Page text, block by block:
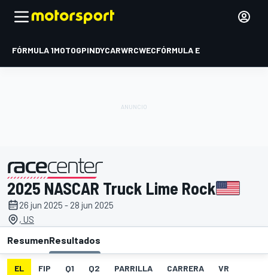
FÓRMULA 1MOTOGPINDYCARWRCWECFÓRMULA E
presentado por
2025 NASCAR Truck Lime Rock
26 jun 2025 - 28 jun 2025
, US
ResumenResultados
EL FIP Q1 Q2 PARRILLA CARRERA VR